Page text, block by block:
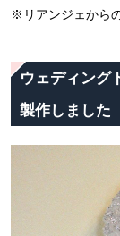
※リアンジェから
ウェディング
製作しました